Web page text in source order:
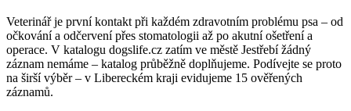
Veterinář je první kontakt při každém zdravotním problému psa – od
očkování a odčervení přes stomatologii až po akutní ošetření a
operace. V katalogu dogslife.cz zatím ve městě Jestřebí žádný
záznam nemáme – katalog průběžně doplňujeme. Podívejte se proto
na širší výběr – v Libereckém kraji evidujeme 15 ověřených
záznamů.